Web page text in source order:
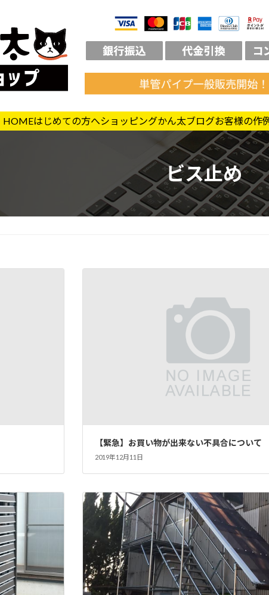
HOMEはじめての方へショッピングかん太ブログお客様の作
ビス止め
【緊急】お買い物が出来ない不具合について
2019年12月11日